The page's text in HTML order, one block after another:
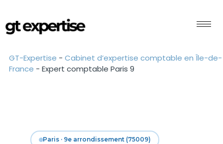
GT-Expertise - Cabinet d’expertise comptable en Île-de-
France - Expert comptable Paris 9
Paris · 9e arrondissement (75009)